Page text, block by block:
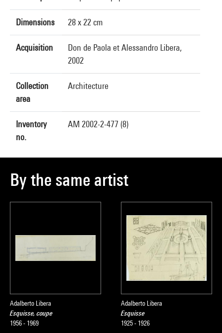
Dimensions 28 x 22 cm
Acquisition
Don de Paola et Alessandro Libera,
2002
Collection
area
Architecture
Inventory
no.
AM 2002-2-477 (8)
By the same artist
Adalberto Libera
Esquisse, coupe
1956 - 1969
Adalberto Libera
Esquisse
1925 - 1926